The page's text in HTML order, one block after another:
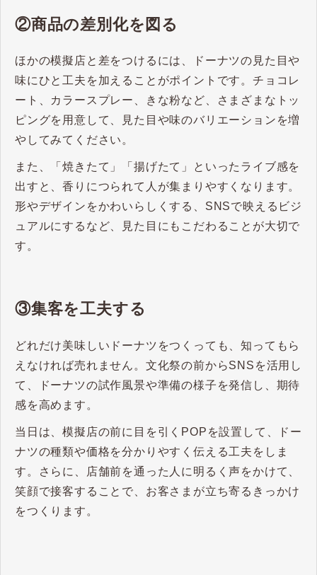
②商品の差別化を図る
ほかの模擬店と差をつけるには、ドーナツの見た目や
味にひと工夫を加えることがポイントです。チョコレ
ート、カラースプレー、きな粉など、さまざまなトッ
ピングを用意して、見た目や味のバリエーションを増
やしてみてください。
また、「焼きたて」「揚げたて」といったライブ感を
出すと、香りにつられて人が集まりやすくなります。
形やデザインをかわいらしくする、SNSで映えるビジ
ュアルにするなど、見た目にもこだわることが大切で
す。
③集客を工夫する
どれだけ美味しいドーナツをつくっても、知ってもら
えなければ売れません。文化祭の前からSNSを活用し
て、ドーナツの試作風景や準備の様子を発信し、期待
感を高めます。
当日は、模擬店の前に目を引くPOPを設置して、ドー
ナツの種類や価格を分かりやすく伝える工夫をしま
す。さらに、店舗前を通った人に明るく声をかけて、
笑顔で接客することで、お客さまが立ち寄るきっかけ
をつくります。